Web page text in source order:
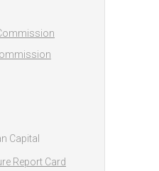
Capital
Report Card